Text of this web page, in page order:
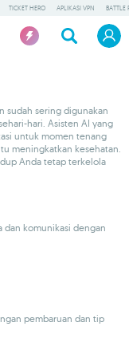
TICKET HERO APLIKASI VPN BATTLE
sudah sering digunakan
hari. Asisten AI yang
untuk momen tenang
meningkatkan kesehatan.
Anda tetap terkelola
dan komunikasi dengan
pembaruan dan tip